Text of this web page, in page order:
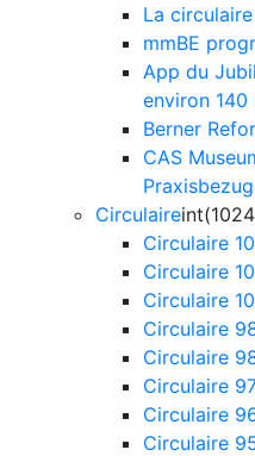
La
mmBE
App du
environ 140
Berner
CAS
Praxisbezug
Circulaire
Circulaire
Circulaire
Circulaire
Circulaire
Circulaire
Circulaire
Circulaire
Circulaire